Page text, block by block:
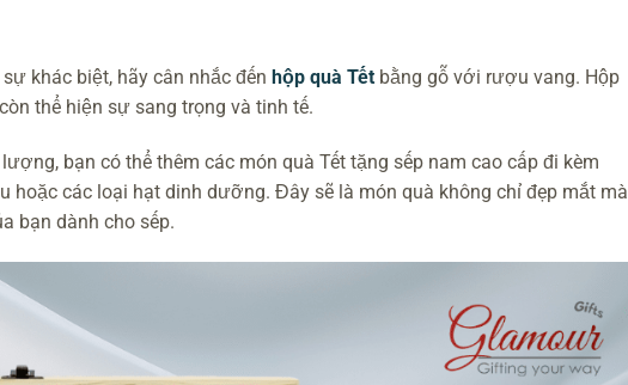
khác biệt, hãy cân nhắc đến hộp quà Tếtbằng gỗ với rượu vang. Hộp
thể hiện sự sang trọng và tinh tế.
bạn có thể thêm các món quà Tết tặng sếp nam cao cấp đi kèm
hoặc các loại hạt dinh dưỡng. Đây sẽ là món quà không chỉ đẹp mắt mà
bạn dành cho sếp.